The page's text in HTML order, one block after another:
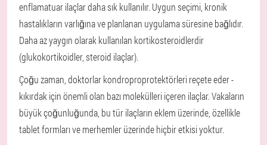
enflamatuar ilaçlar daha sık kullanılır. Uygun seçimi, kronik
hastalıkların varlığına ve planlanan uygulama süresine bağlıdır.
Daha az yaygın olarak kullanılan kortikosteroidlerdir
(glukokortikoidler, steroid ilaçlar).
Çoğu zaman, doktorlar kondroproprotektörleri reçete eder -
kıkırdak için önemli olan bazı molekülleri içeren ilaçlar. Vakaların
büyük çoğunluğunda, bu tür ilaçların eklem üzerinde, özellikle
tablet formları ve merhemler üzerinde hiçbir etkisi yoktur.